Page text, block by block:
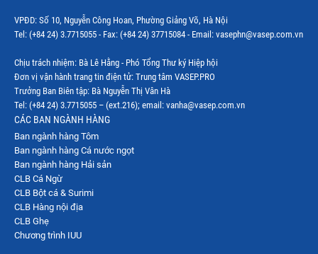
VPĐD: Số 10, Nguyễn Công Hoan, Phường Giảng Võ, Hà Nội
Tel: (+84 24) 3.7715055 - Fax: (+84 24) 37715084 - Email: vasephn@vasep.com.vn
Chịu trách nhiệm: Bà Lê Hằng - Phó Tổng Thư ký Hiệp hội
Đơn vị vận hành trang tin điện tử: Trung tâm VASEP.PRO
Trưởng Ban Biên tập: Bà Nguyễn Thị Vân Hà
Tel: (+84 24) 3.7715055 – (ext.216); email: vanha@vasep.com.vn
CÁC BAN NGÀNH HÀNG
Ban ngành hàng Tôm
Ban ngành hàng Cá nước ngọt
Ban ngành hàng Hải sản
CLB Cá Ngừ
CLB Bột cá & Surimi
CLB Hàng nội địa
CLB Ghẹ
Chương trình IUU